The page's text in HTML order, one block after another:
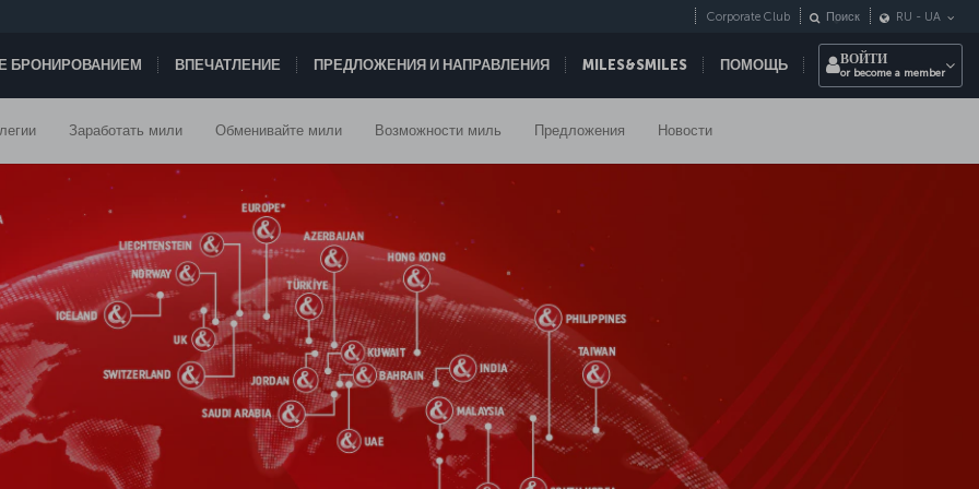
БРОНИРОВАНИЕМ ВПЕЧАТЛЕНИЕ ПРЕДЛОЖЕНИЯ И НАПРАВЛЕНИЯ MILES&SMILES ПОМОЩЬ
Corporate Club Поиск RU - UA
ВОЙТИ
or become a member
Заработать мили Обменивайте мили Возможности миль Предложения Новости